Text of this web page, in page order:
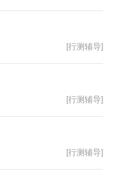
[行测辅导]
[行测辅导]
[行测辅导]